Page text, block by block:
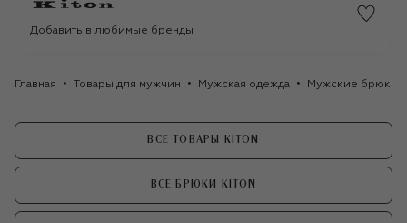
Добавить в любимые бренды
Главная Товары для мужчин Мужская одежда Мужские брюки
ВСЕ ТОВАРЫ KITON
ВСЕ БРЮКИ KITON